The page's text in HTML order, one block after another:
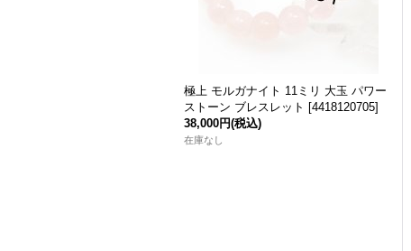
極上 モルガナイト 11ミリ 大玉 パワー
ストーン ブレスレット [4418120705]
38,000円(税込)
在庫なし